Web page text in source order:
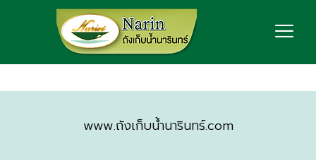
www.ถังเก็บน้ำนารินทร์.com